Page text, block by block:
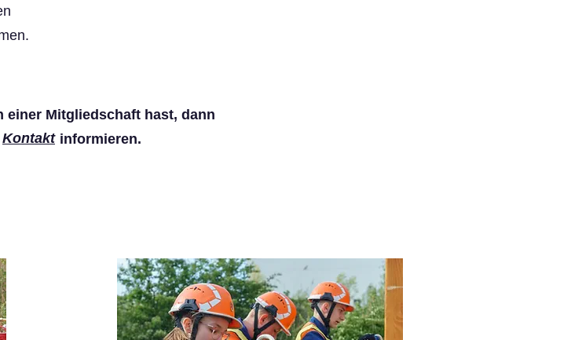
einer Mitgliedschaft hast, dann
informieren.
Kontakt